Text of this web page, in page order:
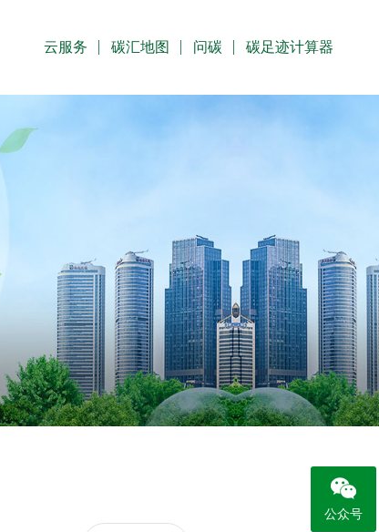
云服务 碳汇地图 问碳 碳足迹计算器
公众号